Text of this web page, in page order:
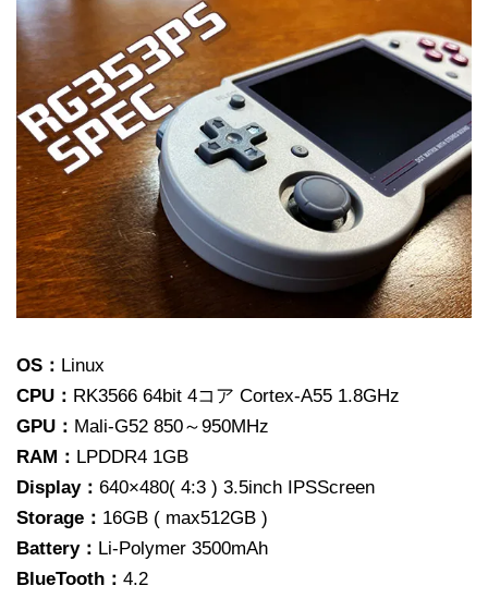
OS： Linux
CPU： RK3566 64bit 4コア Cortex-A55 1.8GHz
GPU： Mali-G52 850～950MHz
RAM： LPDDR4 1GB
Display： 640×480( 4:3 ) 3.5inch IPSScreen
Storage： 16GB ( max512GB )
Battery： Li-Polymer 3500mAh
BlueTooth： 4.2